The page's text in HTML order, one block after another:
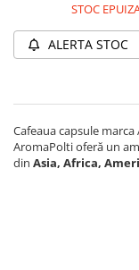
STOC
ALERTA STOC
Cafeaua capsule
AromaPolti oferă un
din Asia, Africa,